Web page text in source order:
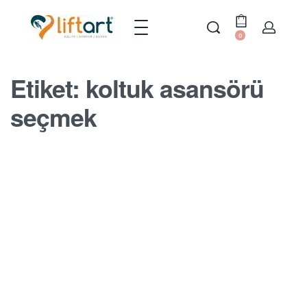
0
Etiket: koltuk asansörü
seçmek